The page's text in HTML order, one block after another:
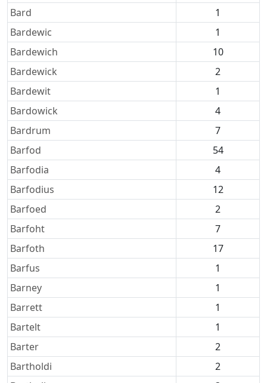
Bard
1
Bardewic
1
Bardewich
10
Bardewick
2
Bardewit
1
Bardowick
4
Bardrum
7
Barfod
54
Barfodia
4
Barfodius
12
Barfoed
2
Barfoht
7
Barfoth
17
Barfus
1
Barney
1
Barrett
1
Bartelt
1
Barter
2
Bartholdi
2